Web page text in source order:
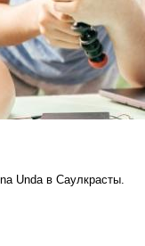
Unda в Саулкрасты.